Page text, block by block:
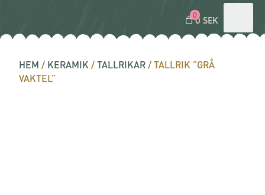
00 SEK
HEM / KERAMIK /TALLRIKAR / TALLRIK ”GRÅ
VAKTEL”